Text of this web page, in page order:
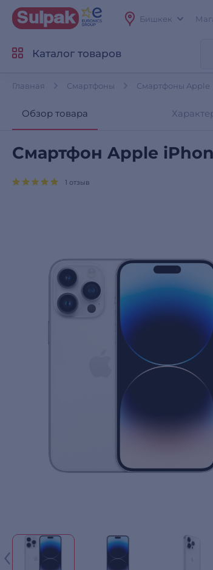
Бишкек
Каталог товаров
Главная Смартфоны Смартфоны Apple
Обзор товара
Смартфон Apple
1 отзыв